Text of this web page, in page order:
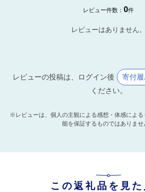
レビュー件数：0件
レビューはありません。
レビューの投稿は、ログイン後 寄付
ください。
※レビューは、個人の主観による感想・体感によ
能を保証するものではありませ
この返礼品を見た